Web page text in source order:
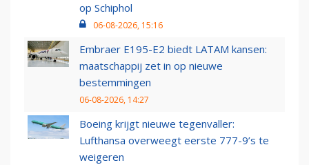
op Schiphol
06-08-2026, 15:16
Embraer E195-E2 biedt LATAM kansen:
maatschappij zet in op nieuwe
bestemmingen
06-08-2026, 14:27
Boeing krijgt nieuwe tegenvaller:
Lufthansa overweegt eerste 777-9’s te
weigeren